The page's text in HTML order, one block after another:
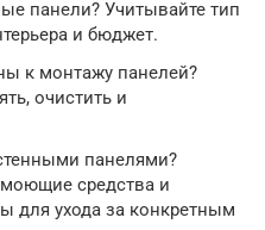
панели? Учитывайте тип
и бюджет.
к монтажу панелей?
очистить и
панелями?
средства и
для ухода за конкретным